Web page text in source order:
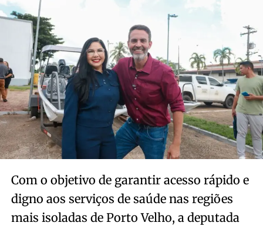
Com o objetivo de garantir acesso rápido e
digno aos serviços de saúde nas regiões
mais isoladas de Porto Velho, a deputada